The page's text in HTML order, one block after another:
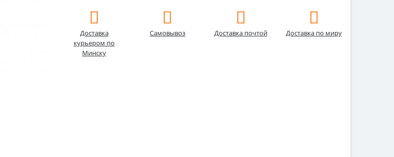
Доставка
курьером по
Минску
Самовывоз Доставка почтой Доставка по миру